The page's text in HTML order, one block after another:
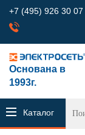
+7 (495) 926 30 07
Основана в
1993г.
Каталог